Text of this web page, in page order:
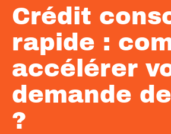
Crédit
rapide :
accélérer
demande
?